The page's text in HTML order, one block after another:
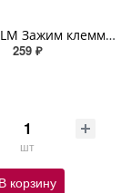
002 BAT/CLM Зажим клеммы АКБ 16см цвет маркировка полярности резин изоляция ручек оцинк сталь 2шт
259 ₽
шт
В корзину